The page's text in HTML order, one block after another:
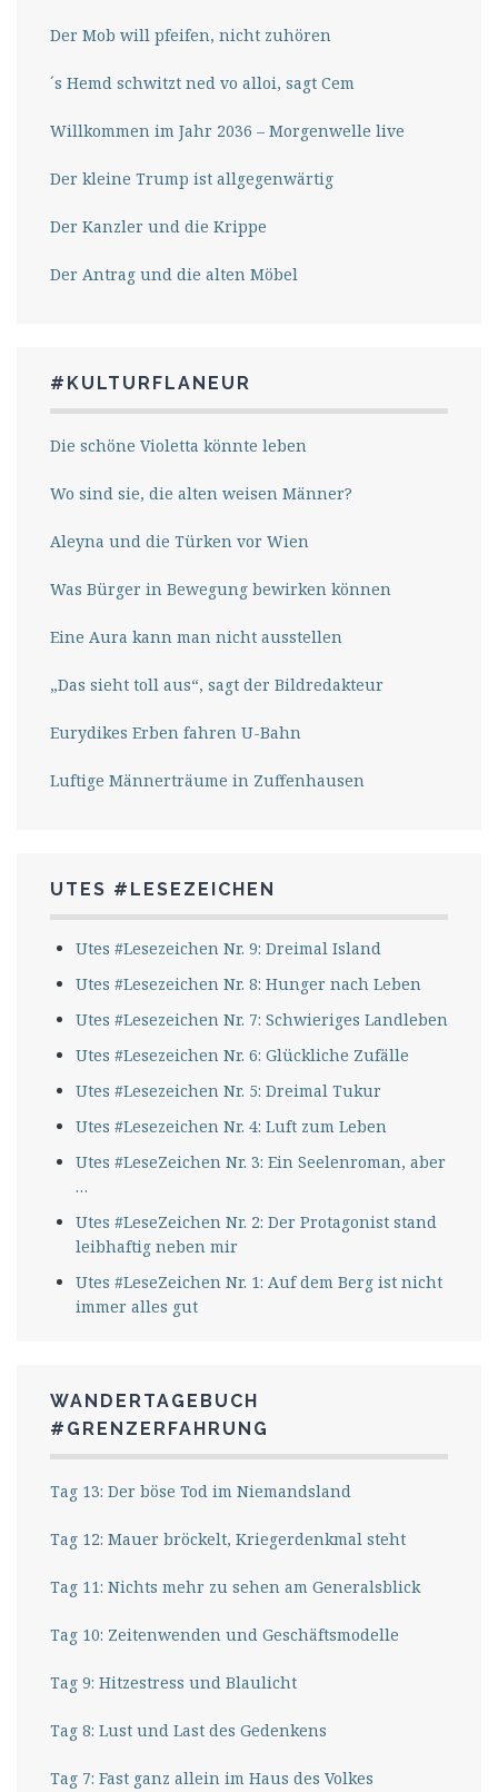
Der Mob will pfeifen, nicht zuhören
´s Hemd schwitzt ned vo alloi, sagt Cem
Willkommen im Jahr 2036 – Morgenwelle live
Der kleine Trump ist allgegenwärtig
Der Kanzler und die Krippe
Der Antrag und die alten Möbel
#KULTURFLANEUR
Die schöne Violetta könnte leben
Wo sind sie, die alten weisen Männer?
Aleyna und die Türken vor Wien
Was Bürger in Bewegung bewirken können
Eine Aura kann man nicht ausstellen
„Das sieht toll aus“, sagt der Bildredakteur
Eurydikes Erben fahren U-Bahn
Luftige Männerträume in Zuffenhausen
UTES #LESEZEICHEN
Utes #Lesezeichen Nr. 9: Dreimal Island
Utes #Lesezeichen Nr. 8: Hunger nach Leben
Utes #Lesezeichen Nr. 7: Schwieriges Landleben
Utes #Lesezeichen Nr. 6: Glückliche Zufälle
Utes #Lesezeichen Nr. 5: Dreimal Tukur
Utes #Lesezeichen Nr. 4: Luft zum Leben
Utes #LeseZeichen Nr. 3: Ein Seelenroman, aber
…
Utes #LeseZeichen Nr. 2: Der Protagonist stand
leibhaftig neben mir
Utes #LeseZeichen Nr. 1: Auf dem Berg ist nicht
immer alles gut
WANDERTAGEBUCH
#GRENZERFAHRUNG
Tag 13: Der böse Tod im Niemandsland
Tag 12: Mauer bröckelt, Kriegerdenkmal steht
Tag 11: Nichts mehr zu sehen am Generalsblick
Tag 10: Zeitenwenden und Geschäftsmodelle
Tag 9: Hitzestress und Blaulicht
Tag 8: Lust und Last des Gedenkens
Tag 7: Fast ganz allein im Haus des Volkes